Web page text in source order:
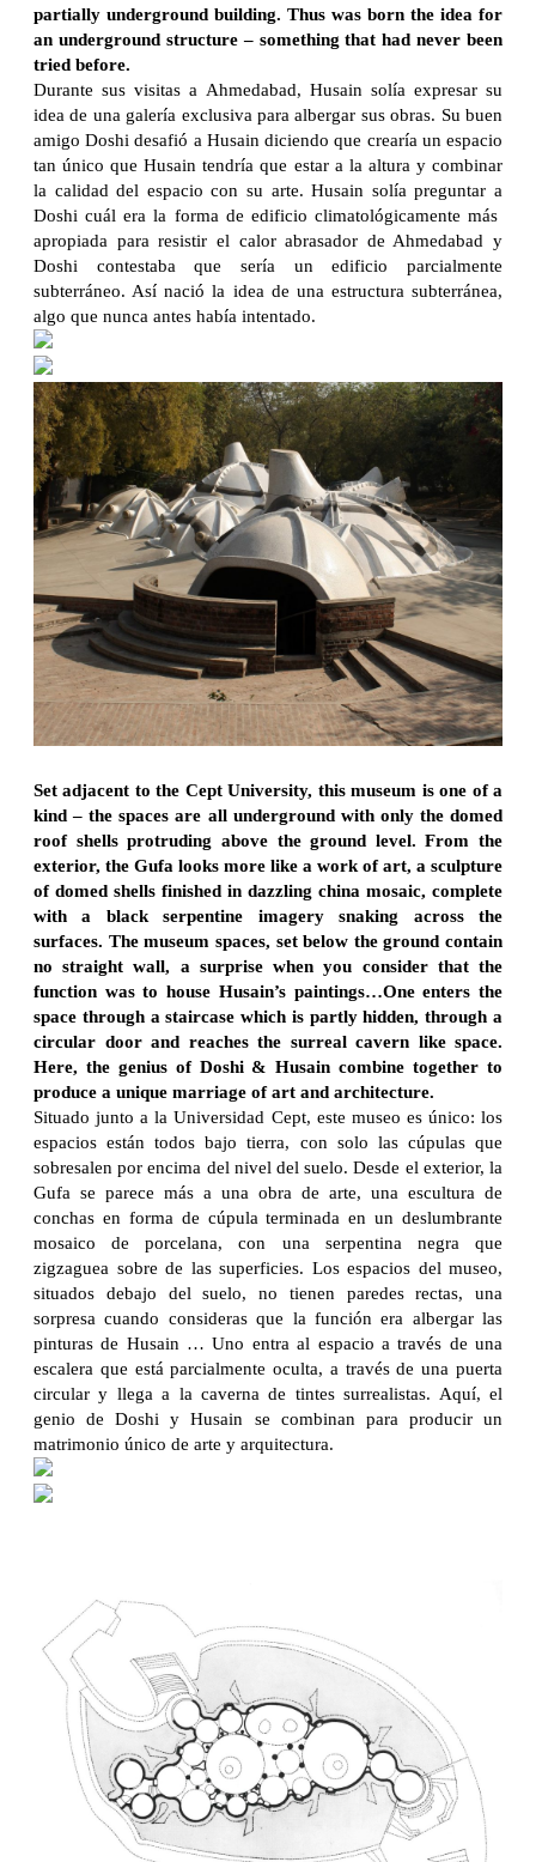
partially underground building. Thus was born the idea for
an underground structure – something that had never been
tried before.
Durante sus visitas a Ahmedabad, Husain solía expresar su
idea de una galería exclusiva para albergar sus obras. Su buen
amigo Doshi desafió a Husain diciendo que crearía un espacio
tan único que Husain tendría que estar a la altura y combinar
la calidad del espacio con su arte. Husain solía preguntar a
Doshi cuál era la forma de edificio climatológicamente más
apropiada para resistir el calor abrasador de Ahmedabad y
Doshi contestaba que sería un edificio parcialmente
subterráneo. Así nació la idea de una estructura subterránea,
algo que nunca antes había intentado.
Set adjacent to the Cept University, this museum is one of a
kind – the spaces are all underground with only the domed
roof shells protruding above the ground level. From the
exterior, the Gufa looks more like a work of art, a sculpture
of domed shells finished in dazzling china mosaic, complete
with a black serpentine imagery snaking across the
surfaces. The museum spaces, set below the ground contain
no straight wall, a surprise when you consider that the
function was to house Husain’s paintings…One enters the
space through a staircase which is partly hidden, through a
circular door and reaches the surreal cavern like space.
Here, the genius of Doshi & Husain combine together to
produce a unique marriage of art and architecture.
Situado junto a la Universidad Cept, este museo es único: los
espacios están todos bajo tierra, con solo las cúpulas que
sobresalen por encima del nivel del suelo. Desde el exterior, la
Gufa se parece más a una obra de arte, una escultura de
conchas en forma de cúpula terminada en un deslumbrante
mosaico de porcelana, con una serpentina negra que
zigzaguea sobre de las superficies. Los espacios del museo,
situados debajo del suelo, no tienen paredes rectas, una
sorpresa cuando consideras que la función era albergar las
pinturas de Husain … Uno entra al espacio a través de una
escalera que está parcialmente oculta, a través de una puerta
circular y llega a la caverna de tintes surrealistas. Aquí, el
genio de Doshi y Husain se combinan para producir un
matrimonio único de arte y arquitectura.